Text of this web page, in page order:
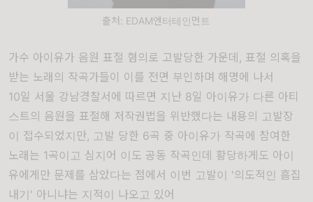
출처: EDAM엔터테인먼트
가수 아이유가 음원 표절 혐의로 고발당한 가운데, 표절 의혹을
받는 노래의 작곡가들이 이를 전면 부인하며 해명에 나서
10일 서울 강남경찰서에 따르면 지난 8일 아이유가 다른 아티
스트의 음원을 표절해 저작권법을 위반했다는 내용의 고발장
이 접수되었지만, 고발 당한 6곡 중 아이유가 작곡에 참여한
노래는 1곡이고 심지어 이도 공동 작곡인데 황당하게도 아이
유에게만 문제를 삼았다는 점에서 이번 고발이 '의도적인 흠집
내기' 아니냐는 지적이 나오고 있어